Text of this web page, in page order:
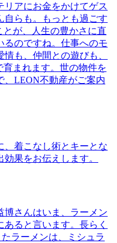
リアにお金をかけてゲス
自らも。もっとも過ごす
とが、人生の豊かさに直
るのですね。仕事へのモ
も、仲間との遊びも、
育まれます。世の物件を
、LEON不動産がご案内
、着こなし術とキーとな
果をお伝えします。
博さんはいま、ラーメン
ると言います。長らく
ラーメンは、ミシュラ